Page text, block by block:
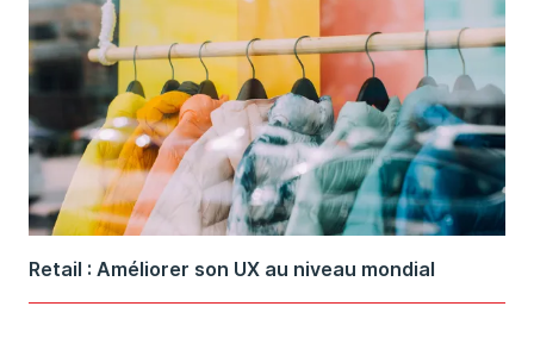
Retail : Améliorer son UX au niveau mondial